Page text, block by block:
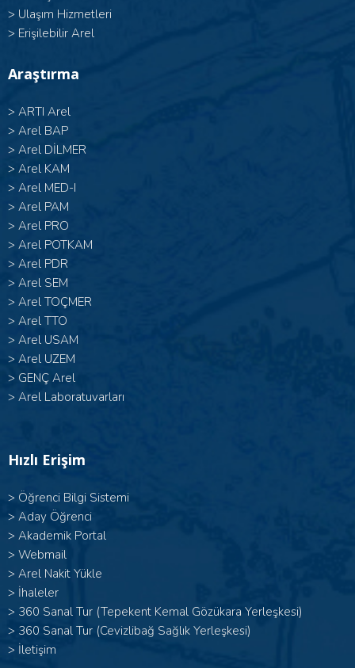
> Ulaşım Hizmetleri
> Erişilebilir Arel
Araştırma
> ARTI Arel
> Arel BAP
> Arel DİLMER
> Arel KAM
> Arel MED-I
> Arel PAM
> Arel PRO
> Arel POTKAM
> Arel PDR
> Arel SEM
> Arel TOÇMER
> Arel TTO
> Arel USAM
> Arel UZEM
> GENÇ Arel
> Arel Laboratuvarları
Hızlı Erişim
> Öğrenci Bilgi Sistemi
> Aday Öğrenci
> Akademik Portal
> Webmail
> Arel Nakit Yükle
> İhaleler
> 360 Sanal Tur (Tepekent Kemal Gözükara Yerleşkesi)
> 360 Sanal Tur (Cevizlibağ Sağlık Yerleşkesi)
> İletişim